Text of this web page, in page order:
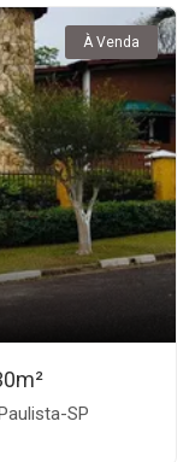
À Venda
SP